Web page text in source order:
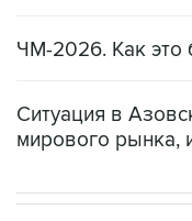
ЧМ-2026. Как это
Ситуация в
мирового рынка,